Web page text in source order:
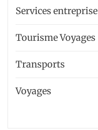
Services entreprise
Tourisme Voyages
Transports
Voyages